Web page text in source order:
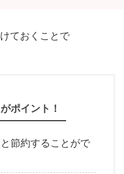
ておくことで
ポイント！
節約することがで